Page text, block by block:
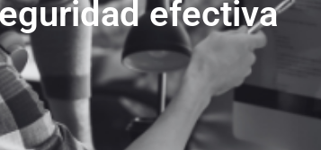
efectiva